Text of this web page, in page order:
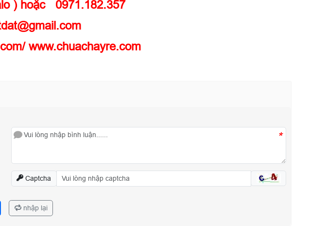
) hoặc 0971.182.357
www.chuachayre.com
*
Captcha
nhập lại